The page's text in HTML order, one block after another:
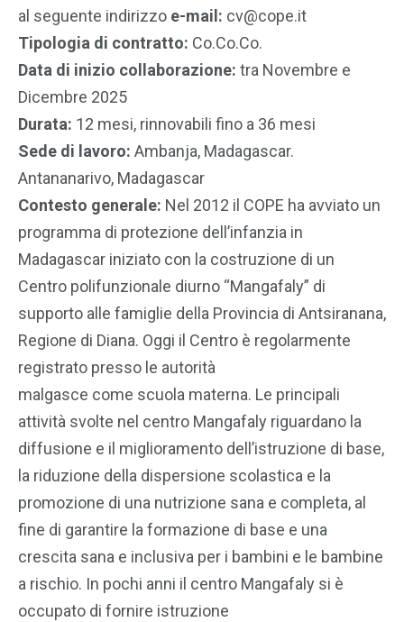
al seguente indirizzo e-mail: cv@cope.it
Tipologia di contratto: Co.Co.Co.
Data di inizio collaborazione: tra Novembre e
Dicembre 2025
Durata: 12 mesi, rinnovabili fino a 36 mesi
Sede di lavoro: Ambanja, Madagascar.
Antananarivo, Madagascar
Contesto generale: Nel 2012 il COPE ha avviato un
programma di protezione dell’infanzia in
Madagascar iniziato con la costruzione di un
Centro polifunzionale diurno “Mangafaly” di
supporto alle famiglie della Provincia di Antsiranana,
Regione di Diana. Oggi il Centro è regolarmente
registrato presso le autorità
malgasce come scuola materna. Le principali
attività svolte nel centro Mangafaly riguardano la
diffusione e il miglioramento dell’istruzione di base,
la riduzione della dispersione scolastica e la
promozione di una nutrizione sana e completa, al
fine di garantire la formazione di base e una
crescita sana e inclusiva per i bambini e le bambine
a rischio. In pochi anni il centro Mangafaly si è
occupato di fornire istruzione